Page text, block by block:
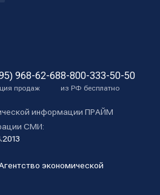
968-62-68
продаж
8-800-333-50-50
из РФ бесплатно
информации ПРАЙМ
СМИ:
экономической